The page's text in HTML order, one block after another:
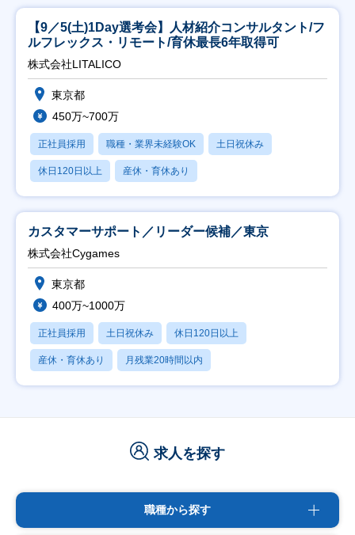
【9／5(土)1Day選考会】人材紹介コンサルタント/フ
ルフレックス・リモート/育休最長6年取得可
株式会社LITALICO
東京都
450万~700万
正社員採用 職種・業界未経験OK 土日祝休み
休日120日以上 産休・育休あり
カスタマーサポート／リーダー候補／東京
株式会社Cygames
東京都
400万~1000万
正社員採用 土日祝休み 休日120日以上
産休・育休あり 月残業20時間以内
求人を探す
職種から探す